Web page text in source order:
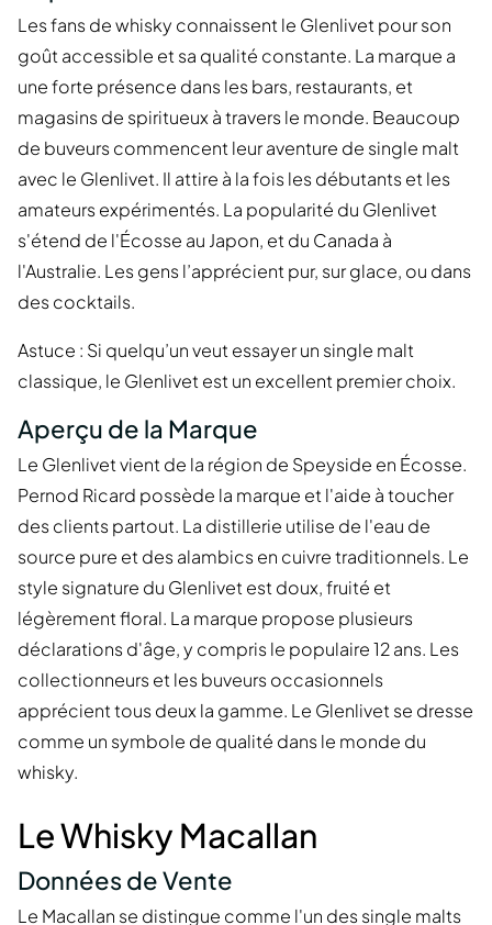
Les fans de whisky connaissent le Glenlivet pour son
goût accessible et sa qualité constante. La marque a
une forte présence dans les bars, restaurants, et
magasins de spiritueux à travers le monde. Beaucoup
de buveurs commencent leur aventure de single malt
avec le Glenlivet. Il attire à la fois les débutants et les
amateurs expérimentés. La popularité du Glenlivet
s'étend de l'Écosse au Japon, et du Canada à
l'Australie. Les gens l’apprécient pur, sur glace, ou dans
des cocktails.
Astuce : Si quelqu’un veut essayer un single malt
classique, le Glenlivet est un excellent premier choix.
Aperçu de la Marque
Le Glenlivet vient de la région de Speyside en Écosse.
Pernod Ricard possède la marque et l'aide à toucher
des clients partout. La distillerie utilise de l'eau de
source pure et des alambics en cuivre traditionnels. Le
style signature du Glenlivet est doux, fruité et
légèrement floral. La marque propose plusieurs
déclarations d'âge, y compris le populaire 12 ans. Les
collectionneurs et les buveurs occasionnels
apprécient tous deux la gamme. Le Glenlivet se dresse
comme un symbole de qualité dans le monde du
whisky.
Le Whisky Macallan
Données de Vente
Le Macallan se distingue comme l'un des single malts